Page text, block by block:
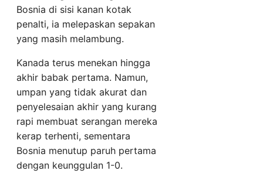
Bosnia di sisi kanan kotak
penalti, ia melepaskan sepakan
yang masih melambung.
Kanada terus menekan hingga
akhir babak pertama. Namun,
umpan yang tidak akurat dan
penyelesaian akhir yang kurang
rapi membuat serangan mereka
kerap terhenti, sementara
Bosnia menutup paruh pertama
dengan keunggulan 1-0.